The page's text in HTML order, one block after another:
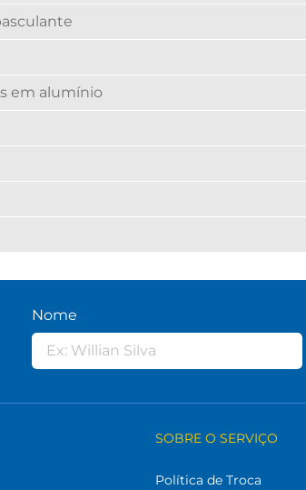
em alumínio
Nome
SOBRE O SERVIÇO
Política de Troca